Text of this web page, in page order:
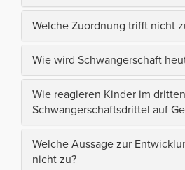
Welche Zuordnung trifft nicht
Wie wird Schwangerschaft
Wie reagieren Kinder im dritten
Schwangerschaftsdrittel auf
Welche Aussage zur
nicht zu?